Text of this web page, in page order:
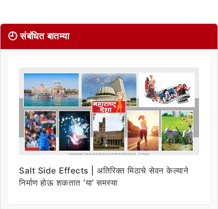
🕘 संबंधित बातम्या
Salt Side Effects | अतिरिक्त मिठाचे सेवन केल्याने
निर्माण होऊ शकतात ‘या’ समस्या